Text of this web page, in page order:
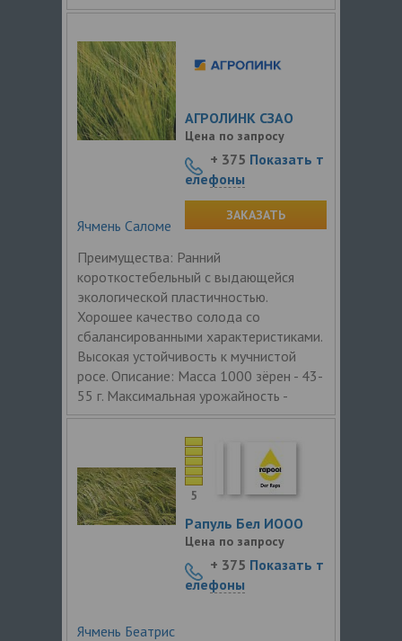
Ячмень Саломе
Преимущества: Ранний
короткостебельный с выдающейся
экологической пластичностью.
Хорошее качество солода со
сбалансированными характеристиками.
Высокая устойчивость к мучнистой
росе. Описание: Масса 1000 зёрен - 43-
55 г. Максимальная урожайность -
АГРОЛИНК СЗАО
Цена по запросу
+ 375 Показать т
елефоны
ЗАКАЗАТЬ
Ячмень Беатрис
5
Рапуль Бел ИООО
Цена по запросу
+ 375 Показать т
елефоны